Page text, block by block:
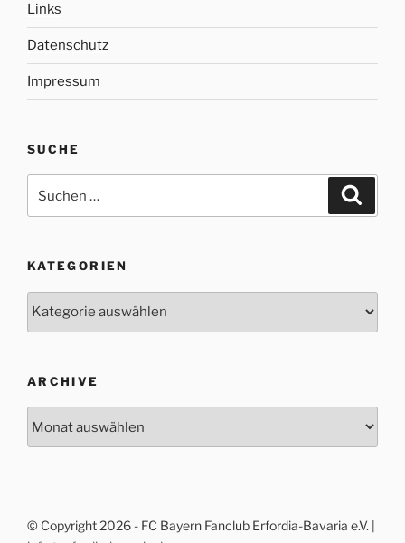
Links
Datenschutz
Impressum
SUCHE
nach:
KATEGORIEN
ARCHIVE
© Copyright 2026 - FC Bayern Fanclub Erfordia-Bavaria e.V. |